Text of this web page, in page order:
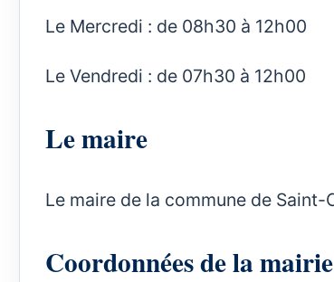
Le Mercredi : de 08h30 à 12h00
Le Vendredi : de 07h30 à 12h00
Le maire
Le maire de la commune de
Coordonnées de la